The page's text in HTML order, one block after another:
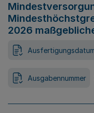
2026
Ausgabennummer